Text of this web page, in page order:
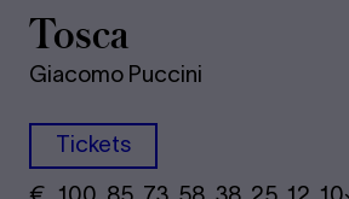
Tosca
Giacomo Puccini
Tickets